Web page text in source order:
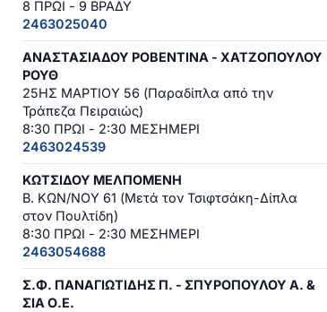
8 ΠΡΩΙ - 9 ΒΡΑΔΥ
2463025040
ΑΝΑΣΤΑΣΙΑΔΟΥ ΡΟΒΕΝΤΙΝΑ - ΧΑΤΖΟΠΟΥΛΟΥ
ΡΟΥΘ
25ΗΣ ΜΑΡΤΙΟΥ 56 (Παραδίπλα από την
Τράπεζα Πειραιώς)
8:30 ΠΡΩΙ - 2:30 ΜΕΣΗΜΕΡΙ
2463024539
ΚΩΤΣΙΔΟΥ ΜΕΛΠΟΜΕΝΗ
Β. ΚΩΝ/ΝΟΥ 61 (Μετά τον Τσιφτσάκη-Δίπλα
στον Πουλτίδη)
8:30 ΠΡΩΙ - 2:30 ΜΕΣΗΜΕΡΙ
2463054688
Σ.Φ. ΠΑΝΑΓΙΩΤΙΔΗΣ Π. - ΣΠΥΡΟΠΟΥΛΟΥ Α. &
ΣΙΑ Ο.Ε.